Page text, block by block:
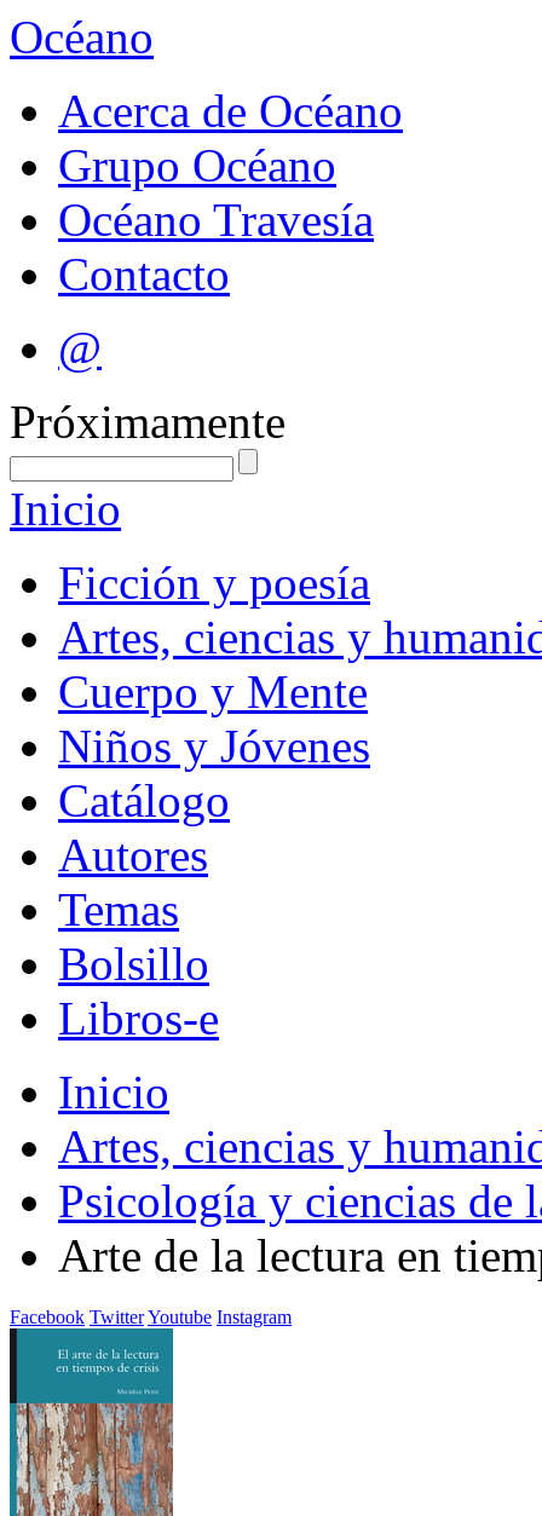
Océano
Acerca de Océano
Grupo Océano
Océano Travesía
Contacto
@
Próximamente
Inicio
Ficción y poesía
Artes, ciencias y
Cuerpo y Mente
Niños y Jóvenes
Catálogo
Autores
Temas
Bolsillo
Libros-e
Inicio
Artes, ciencias y
Psicología y ciencias de
Arte de la lectura en
Facebook TwitterYoutube Instagram